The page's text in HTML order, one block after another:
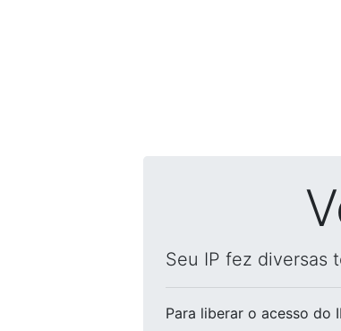
Seu IP fez diversas
Para liberar o acesso do